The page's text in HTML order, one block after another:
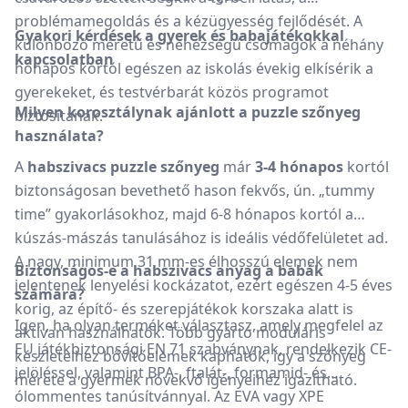
problémamegoldás és a kézügyesség fejlődését. A
különböző méretű és nehézségű csomagok a néhány
hónapos kortól egészen az iskolás évekig elkísérik a
gyerekeket, és testvérbarát közös programot
biztosítanak.
Gyakori kérdések a gyerek és babajátékokkal
kapcsolatban
Milyen korosztálynak ajánlott a puzzle szőnyeg
használata?
A habszivacs puzzle szőnyeg már3-4 hónapos kortól
biztonságosan bevethető hason fekvős, ún. „tummy
time” gyakorlásokhoz, majd 6-8 hónapos kortól a
kúszás-mászás tanulásához is ideális védőfelületet ad.
A nagy, minimum 31 mm-es élhosszú elemek nem
jelentenek lenyelési kockázatot, ezért egészen 4-5 éves
korig, az építő- és szerepjátékok korszaka alatt is
aktívan használhatók. Több gyártó moduláris
készleteihez bővítőelemek kaphatók, így a szőnyeg
mérete a gyermek növekvő igényeihez igazítható.
Biztonságos-e a habszivacs anyag a babák
számára?
Igen, ha olyan terméket választasz, amely megfelel az
EU játékbiztonsági EN 71 szabványnak, rendelkezik CE-
jelöléssel, valamint BPA-, ftalát-, formamid- és
ólommentes tanúsítvánnyal. Az EVA vagy XPE